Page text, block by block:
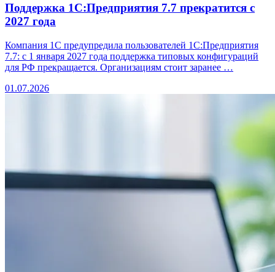
Поддержка 1С:Предприятия 7.7 прекратится с
2027 года
Компания 1С предупредила пользователей 1С:Предприятия
7.7: с 1 января 2027 года поддержка типовых конфигураций
для РФ прекращается. Организациям стоит заранее …
01.07.2026